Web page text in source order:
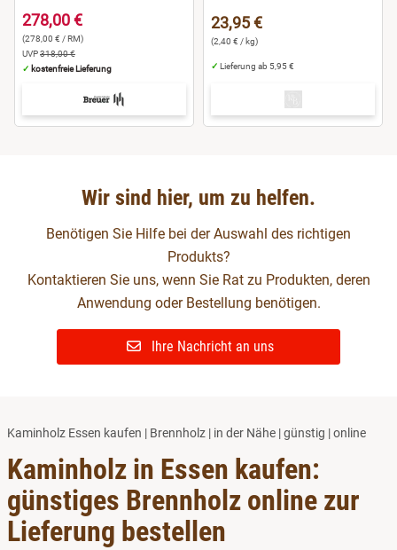
278,00 €
(278,00 € / RM)
UVP318,00 €
✓ kostenfreie Lieferung
23,95 €
(2,40 € / kg)
✓ Lieferung ab 5,95 €
Wir sind hier, um zu helfen.
Benötigen Sie Hilfe bei der Auswahl des richtigen
Produkts?
Kontaktieren Sie uns, wenn Sie Rat zu Produkten, deren
Anwendung oder Bestellung benötigen.
Ihre Nachricht an uns
Kaminholz Essen kaufen | Brennholz | in der Nähe | günstig | online
Kaminholz in Essen kaufen:
günstiges Brennholz online zur
Lieferung bestellen